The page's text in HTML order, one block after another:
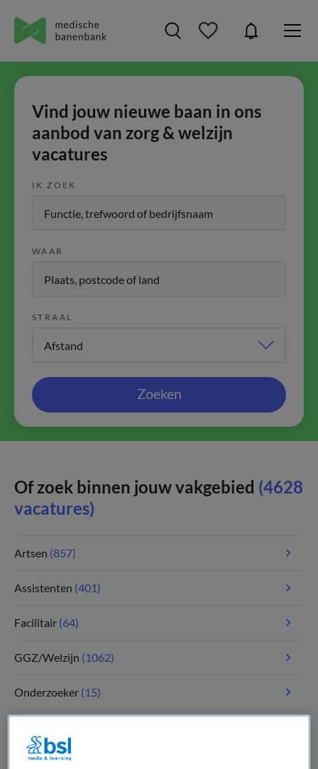
Vind jouw nieuwe baan in ons
aanbod van zorg & welzijn
vacatures
IK ZOEK
WAAR
STRAAL
Zoeken
Of zoek binnen jouw vakgebied (4628
vacatures)
Artsen (857)
Assistenten (401)
Facilitair (64)
GGZ/Welzijn (1062)
Onderzoeker (15)
Tandheelkunde